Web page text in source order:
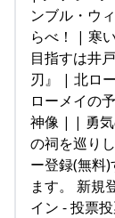
ンブル・ウ
らべ！ | 寒
目指すは井
刃』 | 北ロ
ローメイの
神像 | | 勇
の祠を巡り
ー登録(無料
ます。 新規
イン - 投票